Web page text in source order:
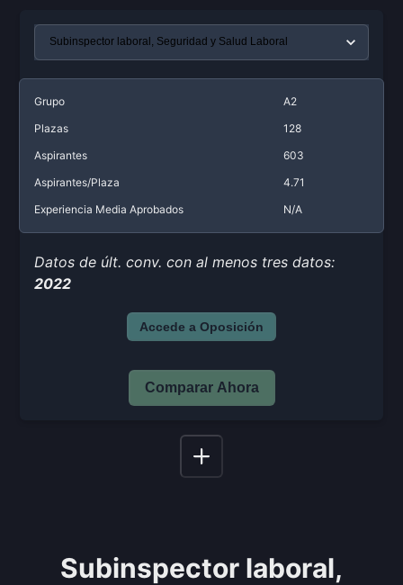
Grupo
A2
Plazas
128
Aspirantes
603
Aspirantes/Plaza
4.71
Experiencia Media Aprobados
N/A
Datos de últ. conv. con al menos tres datos:
2022
Accede a Oposición
Comparar Ahora
Subinspector laboral,